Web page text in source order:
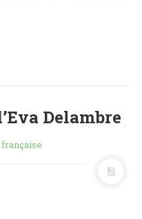
Delambre